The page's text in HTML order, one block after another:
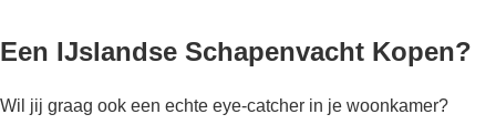
Een IJslandse Schapenvacht Kopen?
Wil jij graag ook een echte eye-catcher in je woonkamer?